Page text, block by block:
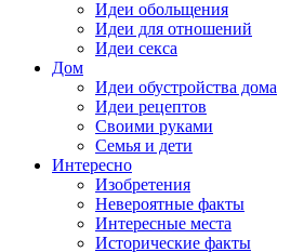
Идеи обольщения
Идеи для отношений
Идеи секса
Дом
Идеи обустройства дома
Идеи рецептов
Своими руками
Семья и дети
Интересно
Изобретения
Невероятные факты
Интересные места
Исторические факты